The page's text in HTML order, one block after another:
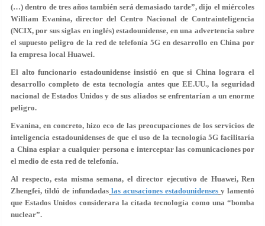
(…) dentro de tres años también será demasiado tarde”, dijo el miércoles
William Evanina, director del Centro Nacional de Contrainteligencia
(NCIX, por sus siglas en inglés) estadounidense, en una advertencia sobre
el supuesto peligro de la red de telefonía 5G en desarrollo en China por
la empresa local Huawei.
El alto funcionario estadounidense insistió en que si China lograra el
desarrollo completo de esta tecnología antes que EE.UU., la seguridad
nacional de Estados Unidos y de sus aliados se enfrentarían a un enorme
peligro.
Evanina, en concreto, hizo eco de las preocupaciones de los servicios de
inteligencia estadounidenses de que el uso de la tecnología 5G facilitaría
a China espiar a cualquier persona e interceptar las comunicaciones por
el medio de esta red de telefonía.
Al respecto, esta misma semana, el director ejecutivo de Huawei, Ren
Zhengfei, tildó de infundadas las acusaciones estadounidenses y lamentó
que Estados Unidos considerara la citada tecnología como una “bomba
nuclear”.